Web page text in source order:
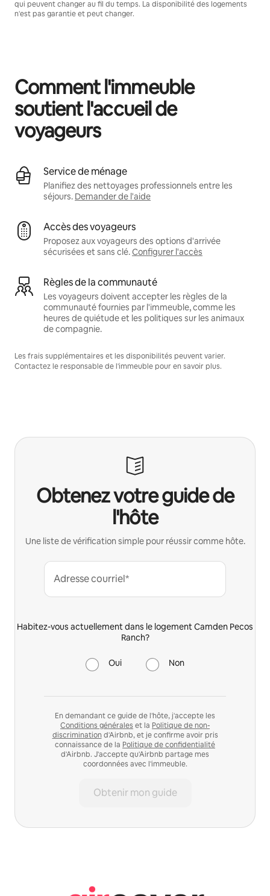
qui peuvent changer au fil du temps. La disponibilité des logements
n'est pas garantie et peut changer.
Comment l'immeuble
soutient l'accueil de
voyageurs
Service de ménage
Planifiez des nettoyages professionnels entre les
séjours. Demander de l'aide
Accès des voyageurs
Proposez aux voyageurs des options d'arrivée
sécurisées et sans clé.Configurer l'accès
Règles de la communauté
Les voyageurs doivent accepter les règles de la
communauté fournies par l'immeuble, comme les
heures de quiétude et les politiques sur les animaux
de compagnie.
Les frais supplémentaires et les disponibilités peuvent varier.
Contactez le responsable de l'immeuble pour en savoir plus.
Obtenez votre guide de
l'hôte
Une liste de vérification simple pour réussir comme hôte.
Adresse courriel*
Habitez-vous actuellement dans le logement Camden Pecos
Ranch?
Oui Non
En demandant ce guide de l'hôte, j'accepte les
Conditions générales et la Politique de non-
discrimination d'Airbnb, et je confirme avoir pris
connaissance de la Politique de confidentialité
d'Airbnb. J'accepte qu'Airbnb partage mes
coordonnées avec l'immeuble.
Obtenir mon guide